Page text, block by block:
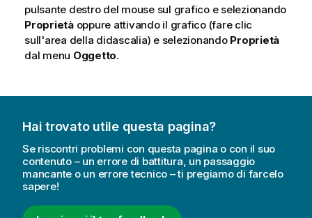
pulsante destro del mouse sul grafico e selezionando
Proprietàoppure attivando il grafico (fare clic
sull'area della didascalia) e selezionando Proprietà
dal menu Oggetto.
Hai trovato utile questa pagina?
Se riscontri problemi con questa pagina o con il suo
contenuto – un errore di battitura, un passaggio
mancante o un errore tecnico – ti pregiamo di farcelo
sapere!